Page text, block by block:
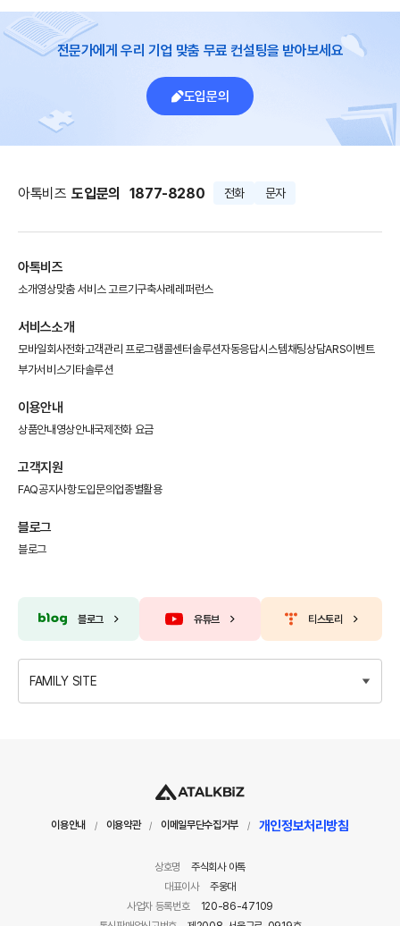
전문가에게 우리 기업 맞춤 무료 컨설팅을 받아보세요
도입문의
아톡비즈 도입문의 1877-8280 전화 문자
아톡비즈
소개영상맞춤 서비스 고르기구축사례 레퍼런스
서비스소개
모바일회사전화고객관리 프로그램콜센터솔루션자동응답시스템채팅상담ARS이벤트
부가서비스기타솔루션
이용안내
상품안내 영상안내국제전화 요금
고객지원
FAQ공지사항도입문의 업종별활용
블로그
블로그
블로그 유튜브 티스토리
FAMILY SITE
이용안내 / 이용약관 / 이메일무단수집거부 / 개인정보처리방침
상호명
주식회사 아톡
대표이사
주웅대
사업자 등록번호
120-86-47109